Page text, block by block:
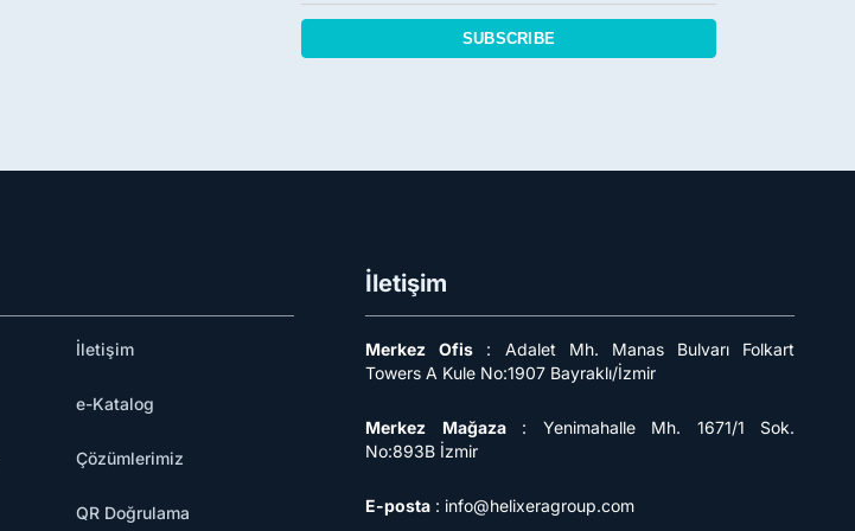
SUBSCRIBE
İletişim
e-Katalog
Çözümlerimiz
QR Doğrulama
İletişim
Merkez Ofis : Adalet Mh. Manas Bulvarı Folkart
Towers A Kule No:1907 Bayraklı/İzmir
Merkez Mağaza: Yenimahalle Mh. 1671/1 Sok.
No:893B İzmir
E-posta : info@helixeragroup.com